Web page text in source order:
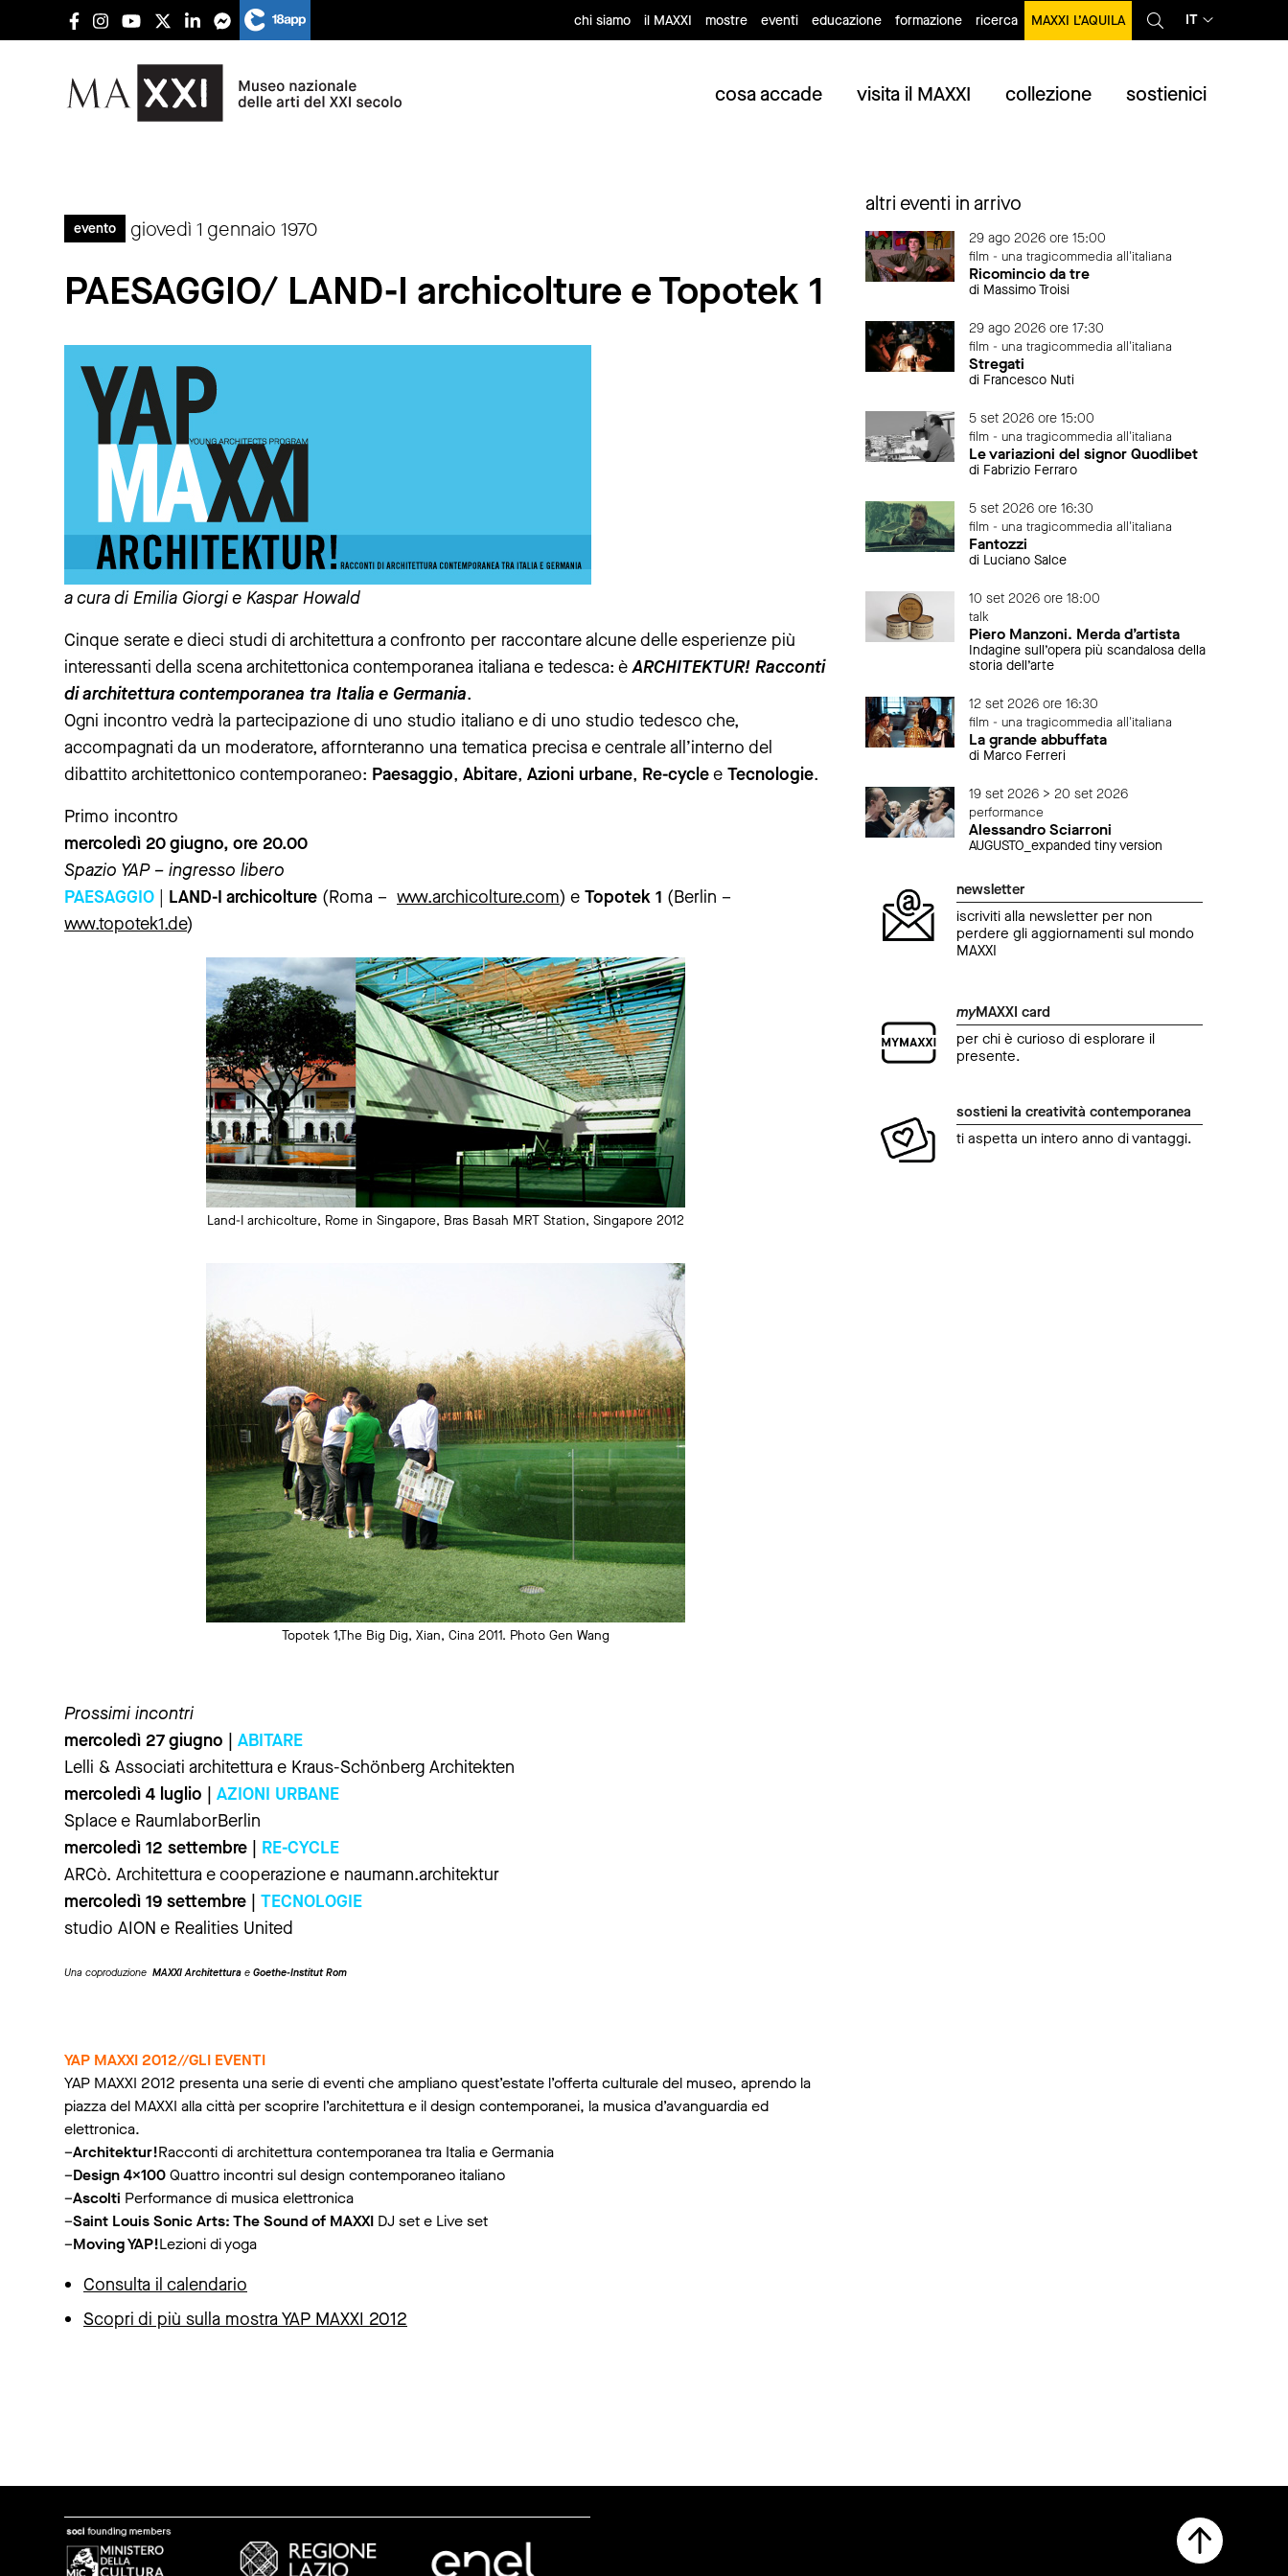
chi siamo il MAXXI mostre eventi educazione formazione ricerca MAXXI L’AQUILA IT
cosa accade visita il MAXXI collezione sostienici
evento giovedì 1 gennaio 1970
PAESAGGIO/ LAND-I archicolture e Topotek 1
a cura di Emilia Giorgi e Kaspar Howald
Cinque serate e dieci studi di architettura a confronto per raccontare alcune delle esperienze più
interessanti della scena architettonica contemporanea italiana e tedesca: èARCHITEKTUR! Racconti
di architettura contemporanea tra Italia e Germania.
Ogni incontro vedrà la partecipazione di uno studio italiano e di uno studio tedesco che,
accompagnati da un moderatore, affornteranno una tematica precisa e centrale all’interno del
dibattito architettonico contemporaneo: Paesaggio, Abitare, Azioni urbane, Re-cyclee Tecnologie.
Primo incontro
mercoledì 20 giugno, ore 20.00
Spazio YAP – ingresso libero
PAESAGGIO | LAND-I archicolture (Roma – www.archicolture.com) e Topotek 1 (Berlin –
www.topotek1.de)
Land-I archicolture, Rome in Singapore, Bras Basah MRT Station, Singapore 2012
Topotek 1,The Big Dig, Xian, Cina 2011. Photo Gen Wang
Prossimi incontri
mercoledì 27 giugno | ABITARE
Lelli & Associati architettura e Kraus-Schönberg Architekten
mercoledì 4 luglio | AZIONI URBANE
Splace e RaumlaborBerlin
mercoledì 12 settembre | RE-CYCLE
ARCò. Architettura e cooperazione e naumann.architektur
mercoledì 19 settembre | TECNOLOGIE
studio AION e Realities United
Una coproduzione MAXXI Architettura e Goethe-Institut Rom
YAP MAXXI 2012//GLI EVENTI
YAP MAXXI 2012 presenta una serie di eventi che ampliano quest’estate l’offerta culturale del museo, aprendo la
piazza del MAXXI alla città per scoprire l’architettura e il design contemporanei, la musica d’avanguardia ed
elettronica.
–Architektur!Racconti di architettura contemporanea tra Italia e Germania
–Design 4×100Quattro incontri sul design contemporaneo italiano
–Ascolti Performance di musica elettronica
–Saint Louis Sonic Arts: The Sound of MAXXI DJ set e Live set
–Moving YAP!Lezioni di yoga
Consulta il calendario
Scopri di più sulla mostra YAP MAXXI 2012
altri eventi in arrivo
29 ago 2026 ore 15:00
film - una tragicommedia all'italiana
Ricomincio da tre
di Massimo Troisi
29 ago 2026 ore 17:30
film - una tragicommedia all'italiana
Stregati
di Francesco Nuti
5 set 2026 ore 15:00
film - una tragicommedia all'italiana
Le variazioni del signor Quodlibet
di Fabrizio Ferraro
5 set 2026 ore 16:30
film - una tragicommedia all'italiana
Fantozzi
di Luciano Salce
10 set 2026 ore 18:00
talk
Piero Manzoni. Merda d’artista
Indagine sull’opera più scandalosa della
storia dell’arte
12 set 2026 ore 16:30
film - una tragicommedia all'italiana
La grande abbuffata
di Marco Ferreri
19 set 2026 > 20 set 2026
performance
Alessandro Sciarroni
AUGUSTO_expanded tiny version
newsletter
iscriviti alla newsletter per non
perdere gli aggiornamenti sul mondo
MAXXI
myMAXXI card
per chi è curioso di esplorare il
presente.
sostieni la creatività contemporanea
ti aspetta un intero anno di vantaggi.